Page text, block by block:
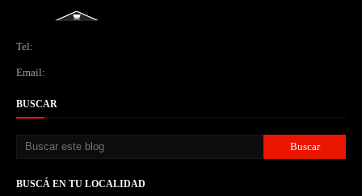
Tel:
Email:
BUSCAR
BUSCÁ EN TU LOCALIDAD